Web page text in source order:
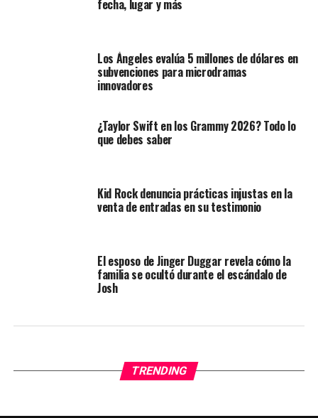
fecha, lugar y más
Los Ángeles evalúa 5 millones de dólares en
subvenciones para microdramas
innovadores
¿Taylor Swift en los Grammy 2026? Todo lo
que debes saber
Kid Rock denuncia prácticas injustas en la
venta de entradas en su testimonio
El esposo de Jinger Duggar revela cómo la
familia se ocultó durante el escándalo de
Josh
TRENDING